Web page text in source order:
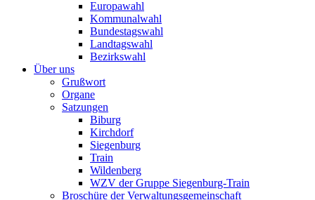
Europawahl
Kommunalwahl
Bundestagswahl
Landtagswahl
Bezirkswahl
Über uns
Grußwort
Organe
Satzungen
Biburg
Kirchdorf
Siegenburg
Train
Wildenberg
WZV der Gruppe Siegenburg-Train
Broschüre der Verwaltungsgemeinschaft